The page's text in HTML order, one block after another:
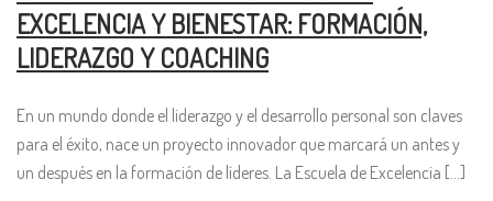
EXCELENCIA Y BIENESTAR: FORMACIÓN,
LIDERAZGO Y COACHING
En un mundo donde el liderazgo y el desarrollo personal son claves
para el éxito, nace un proyecto innovador que marcará un antes y
un después en la formación de líderes. La Escuela de Excelencia [...]